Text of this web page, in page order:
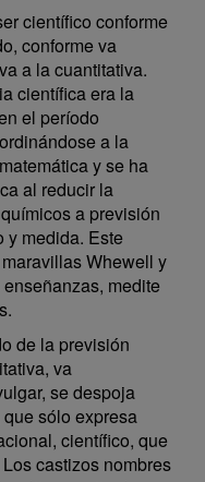
científico conforme
conforme va
a la cuantitativa.
científica era la
el período
a la
y se ha
al reducir la
a previsión
y medida. Este
Whewell y
medite
de la previsión
va
se despoja
sólo expresa
científico, que
castizos nombres